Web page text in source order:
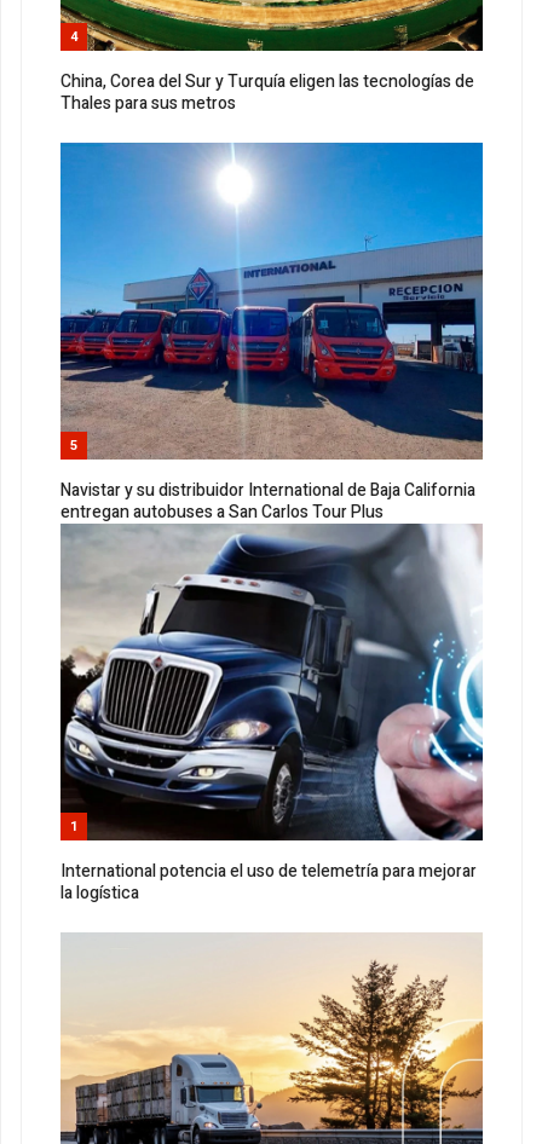
4
China, Corea del Sur y Turquía eligen las tecnologías de
Thales para sus metros
5
Navistar y su distribuidor International de Baja California
entregan autobuses a San Carlos Tour Plus
1
International potencia el uso de telemetría para mejorar
la logística